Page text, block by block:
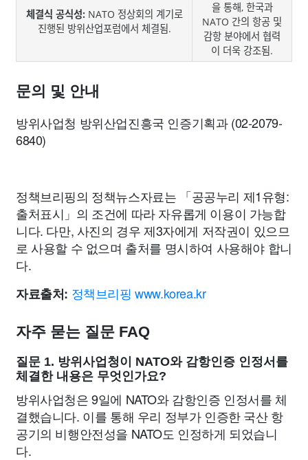
체결식 공식성: NATO 정상회의 계기로
진행된 방위산업포럼에서 체결됨.
을 통해, 한국과
NATO 간의 항공 및
감항 분야에서 협력
이 더욱 강조됨.
문의 및 안내
방위사업청 방위산업진흥국 인증기획과 (02-2079-
6840)
정책브리핑의 정책뉴스자료는 「공공누리 제1유형:
출처표시」의 조건에 따라 자유롭게 이용이 가능합
니다. 다만, 사진의 경우 제3자에게 저작권이 있으므
로 사용할 수 없으며 출처를 명시하여 사용해야 합니
다.
자료출처: 정책브리핑 www.korea.kr
자주 묻는 질문 FAQ
질문 1. 방위사업청이 NATO와 감항인증 인정서를
체결한 내용은 무엇인가요?
방위사업청은 9일에 NATO와 감항인증 인정서를 체
결했습니다. 이를 통해 우리 정부가 인증한 국산 항
공기의 비행안전성을 NATO도 인정하게 되었습니
다.